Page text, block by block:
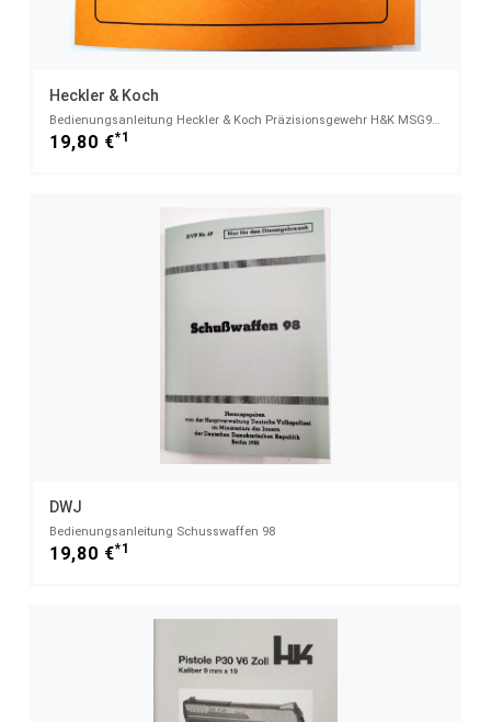
Heckler & Koch
19,80 €*1
DWJ
Bedienungsanleitung Schusswaffen 98
19,80 €*1